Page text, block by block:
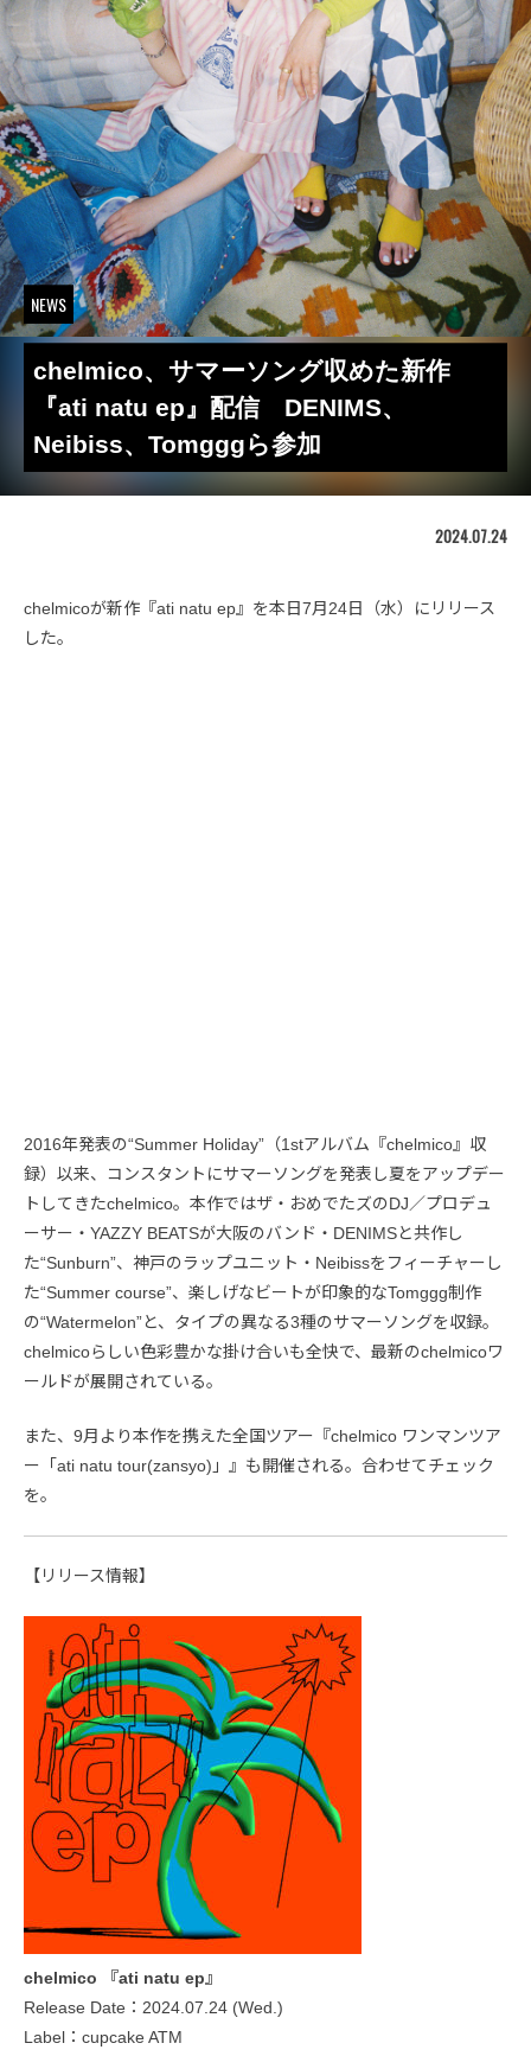
NEWS
chelmico、サマーソング収めた新作
『ati natu ep』配信 DENIMS、
Neibiss、Tomgggら参加
2024.07.24
chelmicoが新作『ati natu ep』を本日7月24日（水）にリリース
した。
2016年発表の“Summer Holiday”（1stアルバム『chelmico』収
録）以来、コンスタントにサマーソングを発表し夏をアップデー
トしてきたchelmico。本作ではザ・おめでたズのDJ／プロデュ
ーサー・YAZZY BEATSが大阪のバンド・DENIMSと共作し
た“Sunburn”、神戸のラップユニット・Neibissをフィーチャーし
た“Summer course”、楽しげなビートが印象的なTomggg制作
の“Watermelon”と、タイプの異なる3種のサマーソングを収録。
chelmicoらしい色彩豊かな掛け合いも全快で、最新のchelmicoワ
ールドが展開されている。
また、9月より本作を携えた全国ツアー『chelmico ワンマンツア
ー「ati natu tour(zansyo)」』も開催される。合わせてチェック
を。
【リリース情報】
chelmico 『ati natu ep』
Release Date：2024.07.24 (Wed.)
Label：cupcake ATM